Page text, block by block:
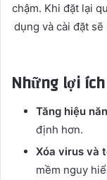
chậm. Khi đặt lại
dụng và cài đặt
Những lợi
Tăng hiệu
định hơn.
Xóa virus và
mềm nguy